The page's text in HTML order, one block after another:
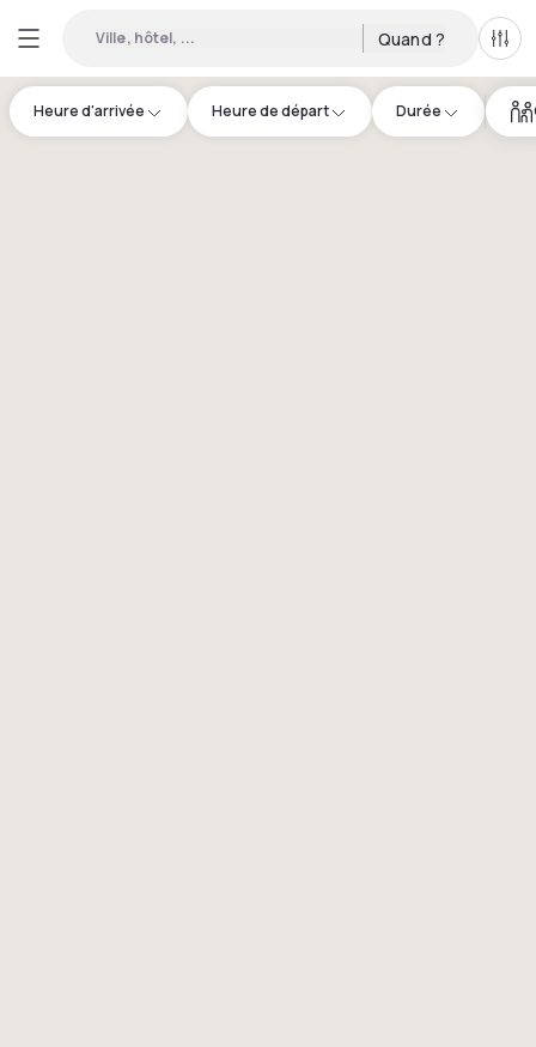
Ville, hôtel, ... Quand ?
Heure d'arrivée Heure de départ Durée